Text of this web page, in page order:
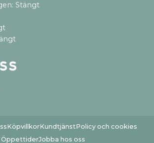
Stängt
KöpvillkorKundtjänstPolicy och cookies
ÖppettiderJobba hos oss